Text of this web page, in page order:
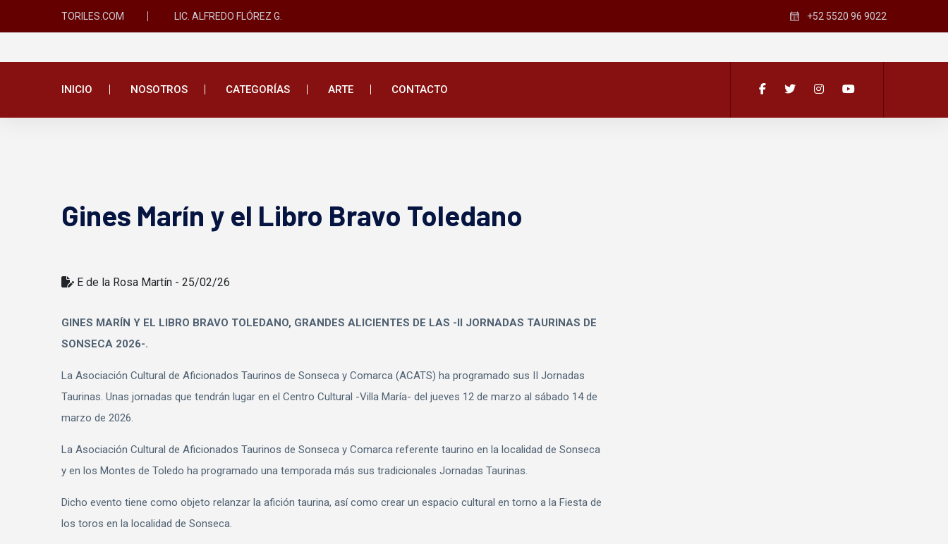
TORILES.COM LIC. ALFREDO FLÓREZ G. +52 5520 96 9022
INICIO NOSOTROS CATEGORÍAS ARTE CONTACTO
Gines Marín y el Libro Bravo Toledano
E de la Rosa Martín - 25/02/26
GINES MARÍN Y EL LIBRO BRAVO TOLEDANO, GRANDES ALICIENTES DE LAS -II JORNADAS TAURINAS DE
SONSECA 2026-.
La Asociación Cultural de Aficionados Taurinos de Sonseca y Comarca (ACATS) ha programado sus II Jornadas
Taurinas. Unas jornadas que tendrán lugar en el Centro Cultural -Villa María- del jueves 12 de marzo al sábado 14 de
marzo de 2026.
La Asociación Cultural de Aficionados Taurinos de Sonseca y Comarca referente taurino en la localidad de Sonseca
y en los Montes de Toledo ha programado una temporada más sus tradicionales Jornadas Taurinas.
Dicho evento tiene como objeto relanzar la afición taurina, así como crear un espacio cultural en torno a la Fiesta de
los toros en la localidad de Sonseca.